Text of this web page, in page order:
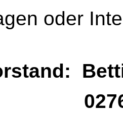
oder